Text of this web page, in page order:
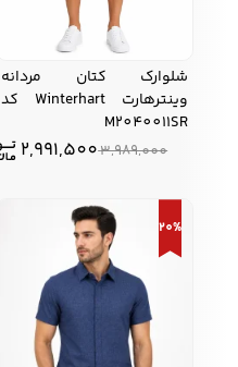
شلوارک کتان مردانه
وینترهارت Winterhart کد
M2040011SR
3,989,000
2,991,500
20%